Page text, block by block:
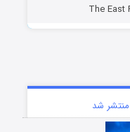
منتشر شد